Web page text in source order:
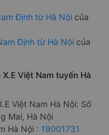
Định từ Hà Nội của
Định từ Hà Nội của
Việt Nam tuyến Hà
Việt Nam Hà Nội: Số
Mai, Hà Nội
Hà Nội : 19001731